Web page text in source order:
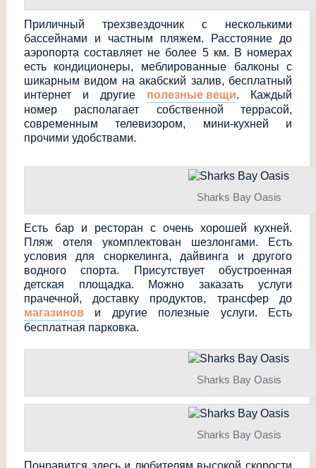
Приличный трехзвездочник с несколькими
бассейнами и частным пляжем. Расстояние до
аэропорта составляет не более 5 км. В номерах
есть кондиционеры, меблированные балконы с
шикарным видом на акабский залив, бесплатный
интернет и другие полезные вещи. Каждый
номер располагает собственной террасой,
современным телевизором, мини-кухней и
прочими удобствами.
Sharks Bay Oasis
Есть бар и ресторан с очень хорошей кухней.
Пляж отеля укомплектован шезлонгами. Есть
условия для сноркелинга, дайвинга и другого
водного спорта. Присутствует обустроенная
детская площадка. Можно заказать услуги
прачечной, доставку продуктов, трансфер до
магазинови другие полезные услуги. Есть
бесплатная парковка.
Sharks Bay Oasis
Sharks Bay Oasis
Понравится здесь и любителям высокой скорости